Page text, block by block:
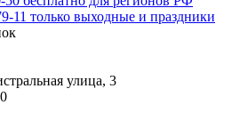
11 только выходные и праздники
улица, 3